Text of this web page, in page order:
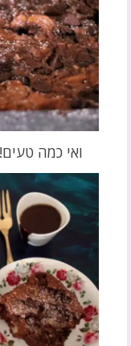
ואי כמה